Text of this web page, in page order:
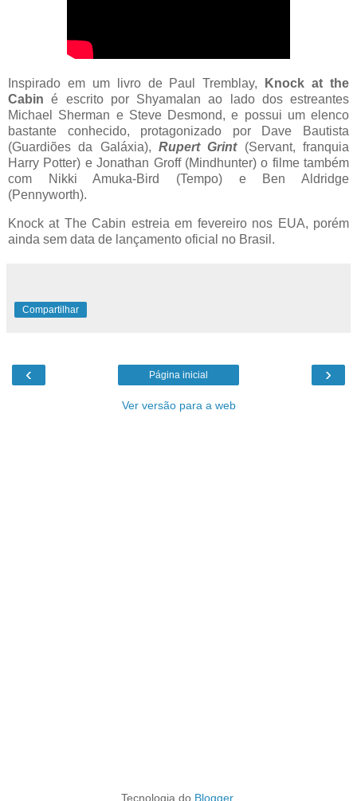
Inspirado em um livro de Paul Tremblay,
Knock at the
Cabin é escrito por Shyamalan ao lado dos estreantes
Michael Sherman e Steve Desmond, e possui um elenco
bastante conhecido, protagonizado por Dave Bautista
(Guardiões da Galáxia), Rupert Grint(Servant, franquia
Harry Potter) e Jonathan Groff (Mindhunter) o filme também
com Nikki Amuka-Bird (Tempo) e Ben Aldridge
(Pennyworth).
Knock at The Cabin estreia em fevereiro nos EUA, porém
ainda sem data de lançamento oficial no Brasil.
Compartilhar
‹ ›
Página inicial
Ver versão para a web
Tecnologia do Blogger.